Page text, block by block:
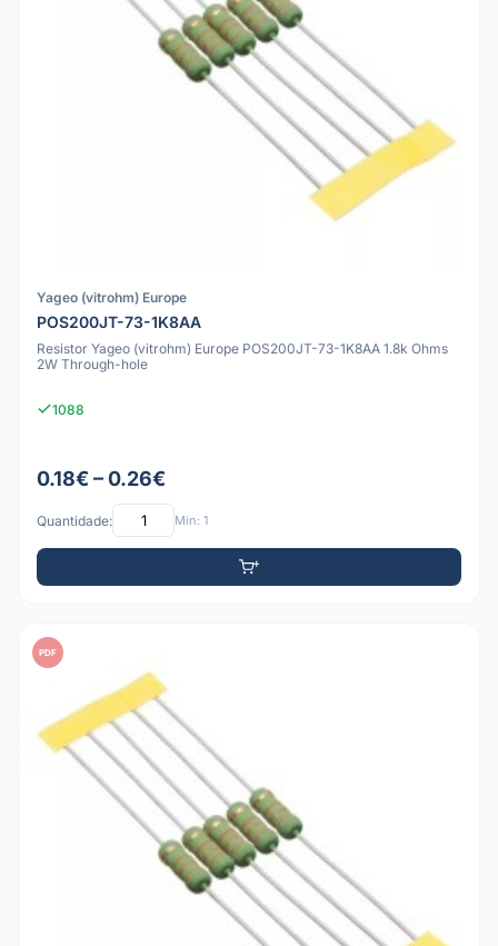
Yageo (vitrohm) Europe
POS200JT-73-1K8AA
Resistor Yageo (vitrohm) Europe POS200JT-73-1K8AA 1.8k Ohms
2W Through-hole
1088
0.18€ – 0.26€
Quantidade: Mín: 1
PDF